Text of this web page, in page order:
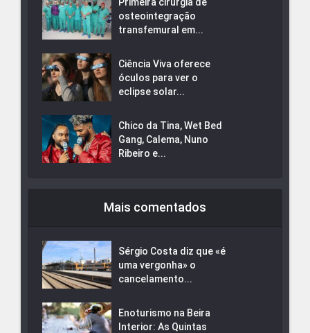
osteointegração
transfemural em...
Ciência Viva oferece
óculos para ver o
eclipse solar...
Chico da Tina, Wet Bed
Gang, Calema, Nuno
Ribeiro e...
Mais comentados
Sérgio Costa diz que «é
uma vergonha» o
cancelamento...
Enoturismo na Beira
Interior: As Quintas